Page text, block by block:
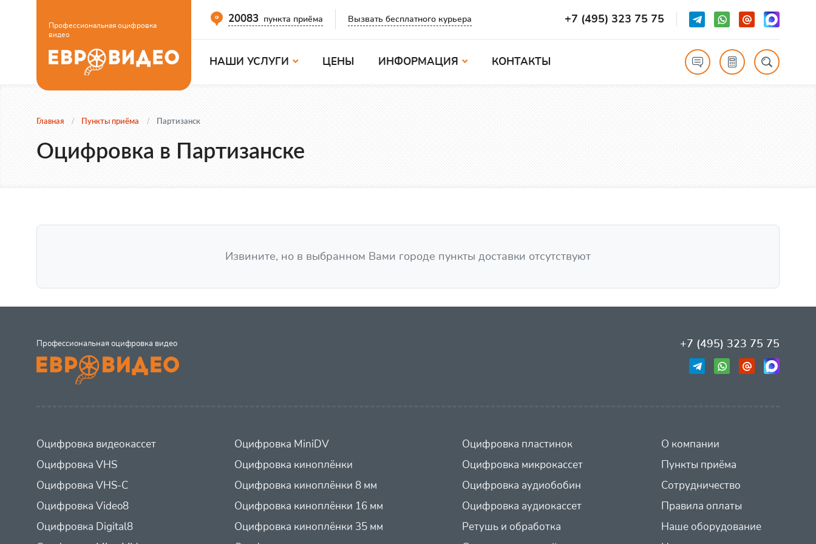
Профессиональная оцифровка
видео
20083 пункта приёма Вызвать бесплатного курьера +7 (495) 323 75 75
НАШИ УСЛУГИ ЦЕНЫ ИНФОРМАЦИЯ КОНТАКТЫ
Главная Пункты приёма Партизанск
Оцифровка в Партизанске
Извините, но в выбранном Вами городе пункты доставки отсутствуют
Профессиональная оцифровка видео +7 (495) 323 75 75
Оцифровка видеокассет
Оцифровка VHS
Оцифровка VHS-C
Оцифровка Video8
Оцифровка Digital8
Оцифровка MiniDV
Оцифровка киноплёнки
Оцифровка киноплёнки 8 мм
Оцифровка киноплёнки 16 мм
Оцифровка киноплёнки 35 мм
Оцифровка пластинок
Оцифровка микрокассет
Оцифровка аудиобобин
Оцифровка аудиокассет
Ретушь и обработка
О компании
Пункты приёма
Сотрудничество
Правила оплаты
Наше оборудование